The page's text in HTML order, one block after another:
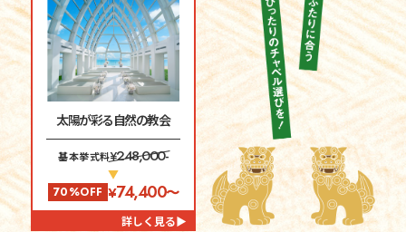
太陽が彩る自然の教会
基本挙式料¥248,000-
▼
70%OFF ¥74,400〜
詳しく見る▶